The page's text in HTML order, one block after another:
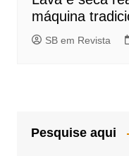
máquina
SB em Revista
Pesquise aqui